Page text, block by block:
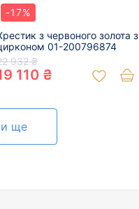
-17%
з червоного золота з
01-200796874
932 ₴
110 ₴
ще